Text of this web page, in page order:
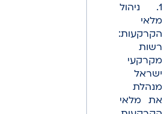
1. ניהול
מלאי
הקרקעות:
רשות
מקרקעי
ישראל
מנהלת
את מלאי